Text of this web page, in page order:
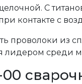
С
при контакте с
проволоки из
лидером среди